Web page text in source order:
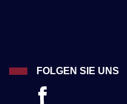
FOLGEN SIE UNS